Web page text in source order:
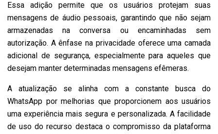
Essa adição permite que os usuários protejam suas
mensagens de áudio pessoais, garantindo que não sejam
armazenadas na conversa ou encaminhadas sem
autorização. A ênfase na privacidade oferece uma camada
adicional de segurança, especialmente para aqueles que
desejam manter determinadas mensagens efêmeras.
A atualização se alinha com a constante busca do
WhatsApp por melhorias que proporcionem aos usuários
uma experiência mais segura e personalizada. A facilidade
de uso do recurso destaca o compromisso da plataforma